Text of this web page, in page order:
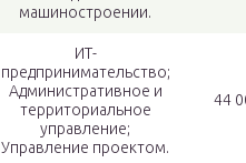
машиностроении.
ИТ-
предпринимательство;
Административное и
территориальное
управление;
Управление проектом.
44